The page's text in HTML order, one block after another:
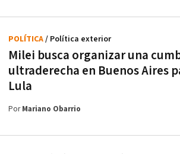
Milei busca organizar una
ultraderecha en Buenos Aires
Lula
POLÍTICA/ Política exterior
PorMariano Obarrio